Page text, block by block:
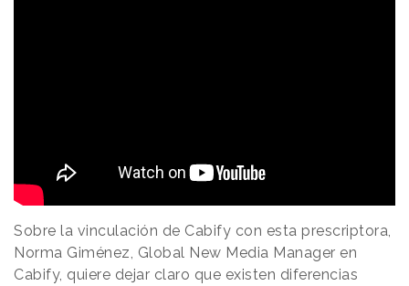
Sobre la vinculación de Cabify con esta prescriptora,
Norma Giménez, Global New Media Manager en
Cabify, quiere dejar claro que existen diferencias